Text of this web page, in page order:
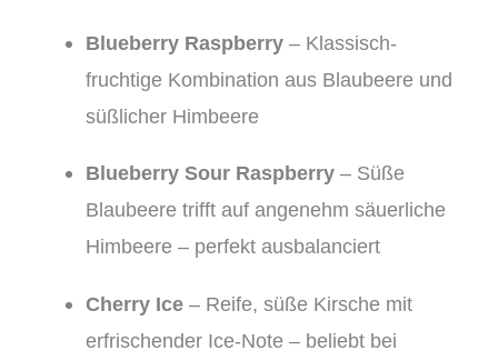
Blueberry Raspberry – Klassisch-
fruchtige Kombination aus Blaubeere und
süßlicher Himbeere
Blueberry Sour Raspberry – Süße
Blaubeere trifft auf angenehm säuerliche
Himbeere – perfekt ausbalanciert
Cherry Ice – Reife, süße Kirsche mit
erfrischender Ice-Note – beliebt bei